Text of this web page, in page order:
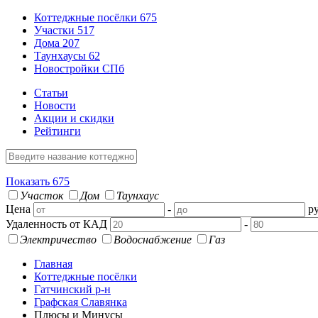
Коттеджные посёлки 675
Участки 517
Дома 207
Таунхаусы 62
Новостройки СПб
Статьи
Новости
Акции и скидки
Рейтинги
Показать 675
Участок
Дом
Таунхаус
Цена
-
Удаленность от КАД
-
Электричество
Водоснабжение
Газ
Главная
Коттеджные посёлки
Гатчинский р-н
Графская Славянка
Плюсы и Минусы